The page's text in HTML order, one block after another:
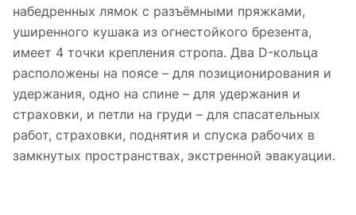
набедренных лямок c разъёмными пряжками,
уширенного кушака из огнестойкого брезента,
имеет 4 точки крепления стропа. Два D-кольца
расположены на поясе – для позиционирования и
удержания, одно на спине – для удержания и
страховки, и петли на груди – для спасательных
работ, страховки, поднятия и спуска рабочих в
замкнутых пространствах, экстренной эвакуации.